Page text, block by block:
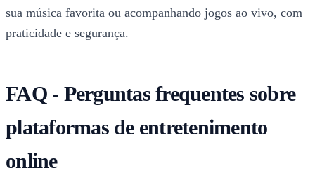
sua música favorita ou acompanhando jogos ao vivo, com
praticidade e segurança.
FAQ - Perguntas frequentes sobre
plataformas de entretenimento
online